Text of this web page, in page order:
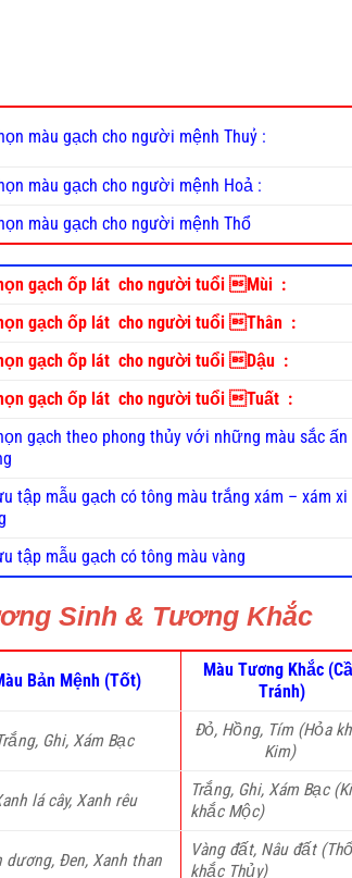
màu gạch cho người mệnh Thuỷ :
màu gạch cho người mệnh Hoả :
màu gạch cho người mệnh Thổ
gạch ốp lát cho người tuổi Mùi :
gạch ốp lát cho người tuổi Thân :
gạch ốp lát cho người tuổi Dậu :
gạch ốp lát cho người tuổi Tuất :
gạch theo phong thủy với những màu sắc ấn
tập mẫu gạch có tông màu trắng xám – xám xi
tập mẫu gạch có tông màu vàng
Sinh & Tương Khắc
Bản Mệnh (Tốt)
Màu Tương Khắc
Tránh)
Ghi, Xám Bạc
Đỏ, Hồng, Tím (Hỏa
Kim)
lá cây, Xanh rêu
Trắng, Ghi, Xám Bạc
khắc Mộc)
dương, Đen, Xanh than
Vàng đất, Nâu đất (Thổ
khắc Thủy)